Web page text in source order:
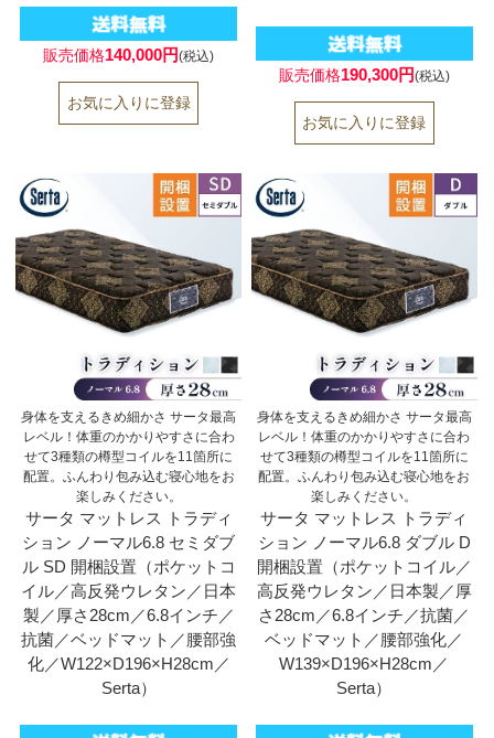
販売価格140,000円(税込)
販売価格190,300円(税込)
身体を支えるきめ細かさ サータ最高
レベル！体重のかかりやすさに合わ
せて3種類の樽型コイルを11箇所に
配置。ふんわり包み込む寝心地をお
楽しみください。
サータ マットレス トラディ
ション ノーマル6.8 セミダブ
ル SD 開梱設置（ポケットコ
イル／高反発ウレタン／日本
製／厚さ28cm／6.8インチ／
抗菌／ベッドマット／腰部強
化／W122×D196×H28cm／
Serta）
身体を支えるきめ細かさ サータ最高
レベル！体重のかかりやすさに合わ
せて3種類の樽型コイルを11箇所に
配置。ふんわり包み込む寝心地をお
楽しみください。
サータ マットレス トラディ
ション ノーマル6.8 ダブル D
開梱設置（ポケットコイル／
高反発ウレタン／日本製／厚
さ28cm／6.8インチ／抗菌／
ベッドマット／腰部強化／
W139×D196×H28cm／
Serta）